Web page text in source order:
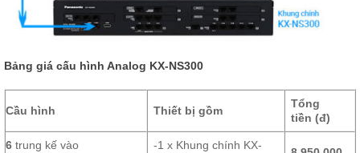
Bảng giá cấu hình Analog KX-NS300
Cầu hình Thiết bị gồm
Tổng
tiền (đ)
6 trung kế vào
-1 x Khung chính KX-